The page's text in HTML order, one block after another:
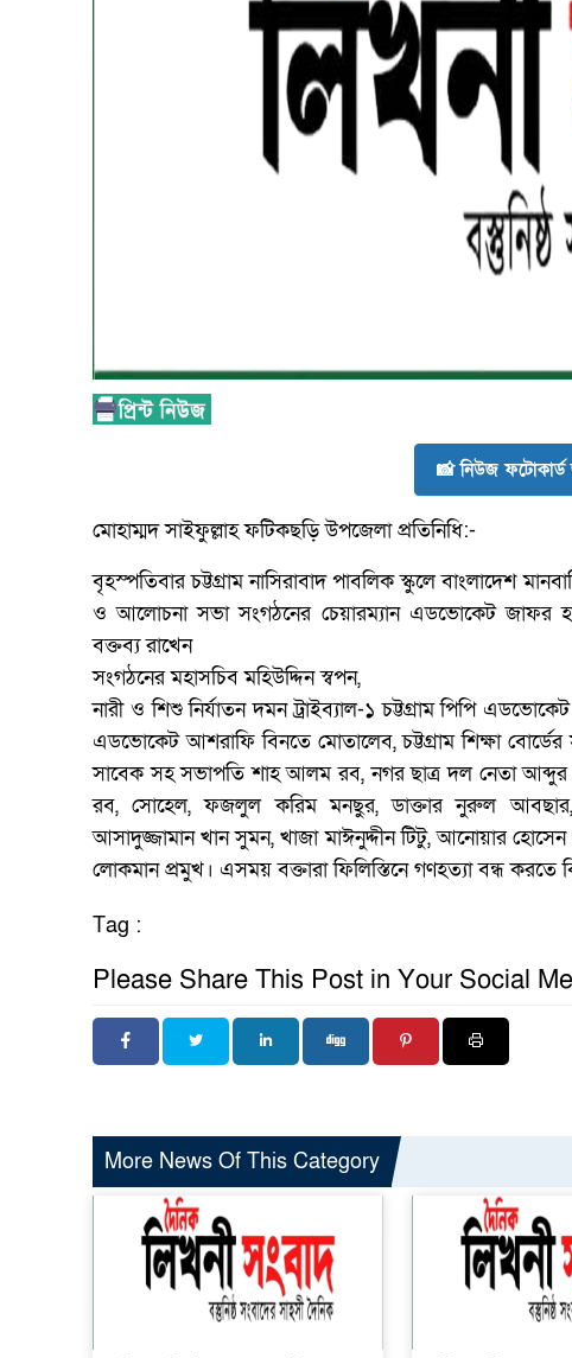
📸 নিউজ
মোহাম্মদ সাইফুল্লাহ ফটিকছড়ি উপজেলা প্রতিনিধি:-
বৃহস্পতিবার চট্টগ্রাম নাসিরাবাদ পাবলিক স্কুলে বাংলাদেশ
ও আলোচনা সভা সংগঠনের চেয়ারম্যান এডভোকেট জাফর
বক্তব্য রাখেন
সংগঠনের মহাসচিব মহিউদ্দিন স্বপন,
নারী ও শিশু নির্যাতন দমন ট্রাইব্যাল-১ চট্টগ্রাম পিপি
এডভোকেট আশরাফি বিনতে মোতালেব, চট্টগ্রাম শিক্ষা
সাবেক সহ সভাপতি শাহ আলম রব, নগর ছাত্র দল নেতা আব্দুর
রব, সোহেল, ফজলুল করিম মনছুর, ডাক্তার নুরুল আবছার,
আসাদুজ্জামান খান সুমন, খাজা মাঈনুদ্দীন টিটু, আনোয়ার হোসেন
লোকমান প্রমুখ। এসময় বক্তারা ফিলিস্তিনে গণহত্যা বন্ধ করতে
Tag :
Please Share This Post in Your Social
More News Of This Category